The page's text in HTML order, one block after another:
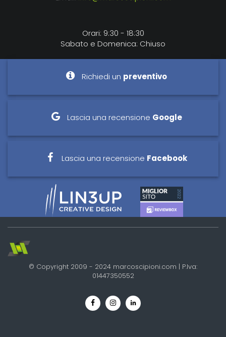
Orari: 9:30 - 18:30
Sabato e Domenica: Chiuso
Richiedi un preventivo
Lascia una recensione Google
Lascia una recensione Facebook
© Copyright 2009 - 2024 marcoscipioni.com | P.Iva:
01447350552